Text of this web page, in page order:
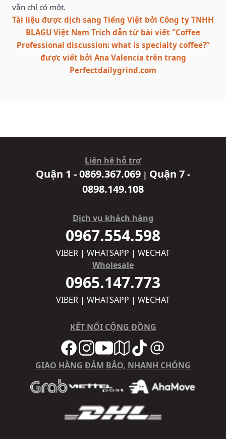
vẫn chỉ có một.
Tài liệu được dịch sang Tiếng Việt bởi Công ty TNHH
BLAGU Việt Nam Trích dẫn từ bài viết “Coffee
Professional discussion: what is specialty coffee?”
được viết bởi Ana Valencia trên trang
Perfectdailygrind.com
Liên hệ hỗ trợ
Quận 1 - 0869.367.069 | Quận 7 -
0898.149.108
Dịch vụ khách hàng
0967.554.598
VIBER | WHATSAPP | WECHAT
Wholesale
0965.147.773
VIBER | WHATSAPP | WECHAT
KẾT NỐI CỘNG ĐỒNG
GIAO HÀNG ĐẢM BẢO, NHANH CHÓNG